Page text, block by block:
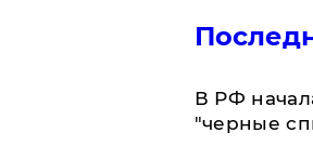
​В РФ
"черные